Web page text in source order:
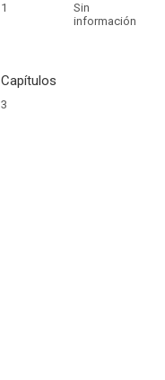
1
Sin
información
Capítulos
3